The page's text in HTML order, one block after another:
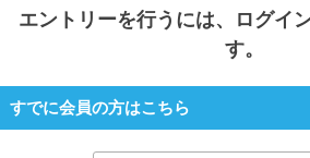
エントリーを行うには、ログイ
す。
すでに会員の方はこちら